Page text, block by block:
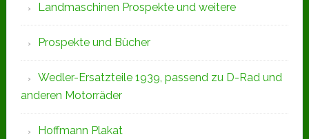
Landmaschinen Prospekte und weitere
Prospekte und Bücher
Wedler-Ersatzteile 1939, passend zu D-Rad und
anderen Motorräder
Hoffmann Plakat